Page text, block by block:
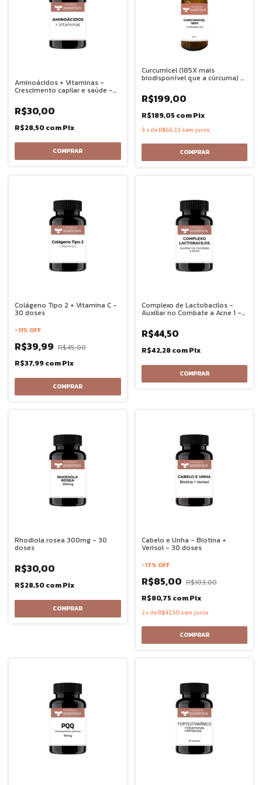
Aminoácidos + Vitaminas -
Crescimento capilar e saúde -
R$30,00
R$28,50comPix
Curcumicel (185X mais
biodisponível que a cúrcuma) +
Vitamina D3 - 20ML
R$199,00
R$189,05comPix
3 x deR$66,33 sem juros
Colágeno Tipo 2 + Vitamina C -
30 doses
-11% OFF
R$39,99 R$45,00
R$37,99comPix
Complexo de Lactobacilos -
Auxiliar no Combate a Acne 1 -
R$44,50
R$42,28comPix
Rhodiola rosea 300mg - 30
doses
R$30,00
R$28,50comPix
Cabelo e Unha - Biotina +
Verisol - 30 doses
-17% OFF
R$85,00 R$103,00
R$80,75comPix
2x deR$42,50 sem juros